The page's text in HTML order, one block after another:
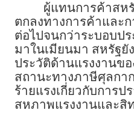
ผู้แทนการค้าสห
ตกลงทางการค้าและ
ต่อไปจนกว่าระบอบป
มาในเมียนมา สหรัฐ
ประวัติด้านแรงงานข
สถานะทางภาษีศุลกา
ร้ายแรงเกี่ยวกับการ
สหภาพแรงงานและสิ